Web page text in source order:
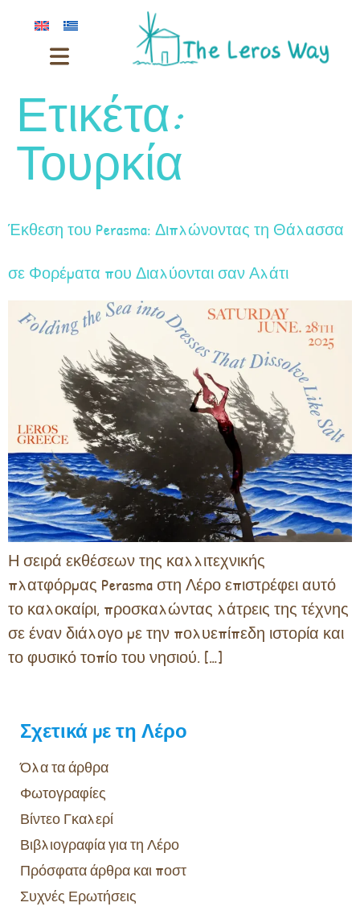
Ετικέτα:
Τουρκία
Έκθεση του Perasma: Διπλώνοντας τη Θάλασσα
σε Φορέματα που Διαλύονται σαν Αλάτι
Η σειρά εκθέσεων της καλλιτεχνικής
πλατφόρμας Perasma στη Λέρο επιστρέφει αυτό
το καλοκαίρι, προσκαλώντας λάτρεις της τέχνης
σε έναν διάλογο με την πολυεπίπεδη ιστορία και
το φυσικό τοπίο του νησιού. […]
Σχετικά με τη Λέρο
Όλα τα άρθρα
Φωτογραφίες
Βίντεο Γκαλερί
Βιβλιογραφία για τη Λέρο
Πρόσφατα άρθρα και ποστ
Συχνές Ερωτήσεις